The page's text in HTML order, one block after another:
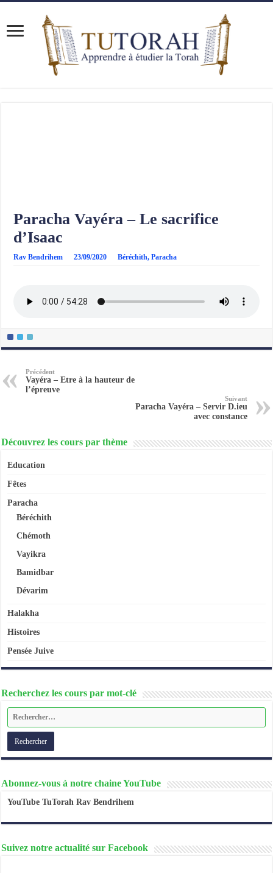
Paracha Vayéra – Le sacrifice
d’Isaac
Rav Bendrihem 23/09/2020 Béréchith,Paracha
Précédent
Vayéra – Etre à la hauteur de
l’épreuve
Suivant
Paracha Vayéra – Servir D.ieu
avec constance
Découvrez les cours par thème
Education
Fêtes
Paracha
Béréchith
Chémoth
Vayikra
Bamidbar
Dévarim
Halakha
Histoires
Pensée Juive
Recherchez les cours par mot-clé
Abonnez-vous à notre chaine YouTube
YouTube TuTorah Rav Bendrihem
Suivez notre actualité sur Facebook